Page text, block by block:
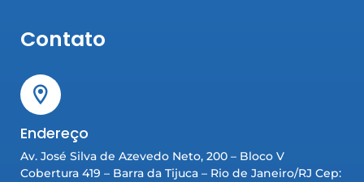
Contato
Endereço
Av. José Silva de Azevedo Neto, 200 – Bloco V
Cobertura 419 – Barra da Tijuca – Rio de Janeiro/RJ Cep: